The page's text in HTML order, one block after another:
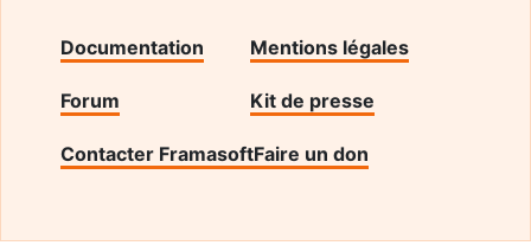
Documentation Mentions légales
Forum Kit de presse
Contacter FramasoftFaire un don